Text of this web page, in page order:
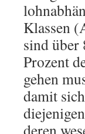
Klassen
sind über
Prozent
gehen
damit
deren